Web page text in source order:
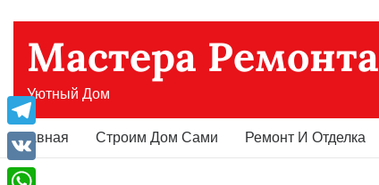
содержимому
Мастера Ремонта
Уютный Дом
Главная Строим Дом Сами Ремонт И Отделка
Telegram
VK